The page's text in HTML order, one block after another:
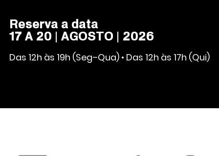
Reserva a data
17 A 20 | AGOSTO | 2026
Das 12h às 19h (Seg–Qua) • Das 12h às 17h (Qui)